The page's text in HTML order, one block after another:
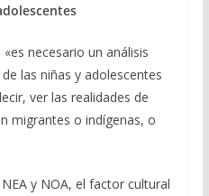
necesario un análisis
las niñas y adolescentes
ver las realidades de
migrantes o indígenas, o
y NOA, el factor cultural